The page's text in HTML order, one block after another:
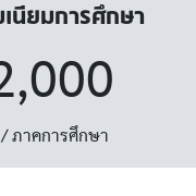
นียมการศึกษา
ภาคการศึกษา